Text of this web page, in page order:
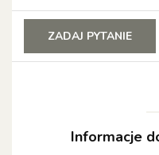
ZADAJ PYTANIE
Informacje